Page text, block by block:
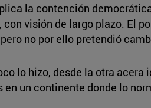
la contención
visión de largo plazo. El
no por ello pretendió
lo hizo, desde la otra acera
en un continente donde lo